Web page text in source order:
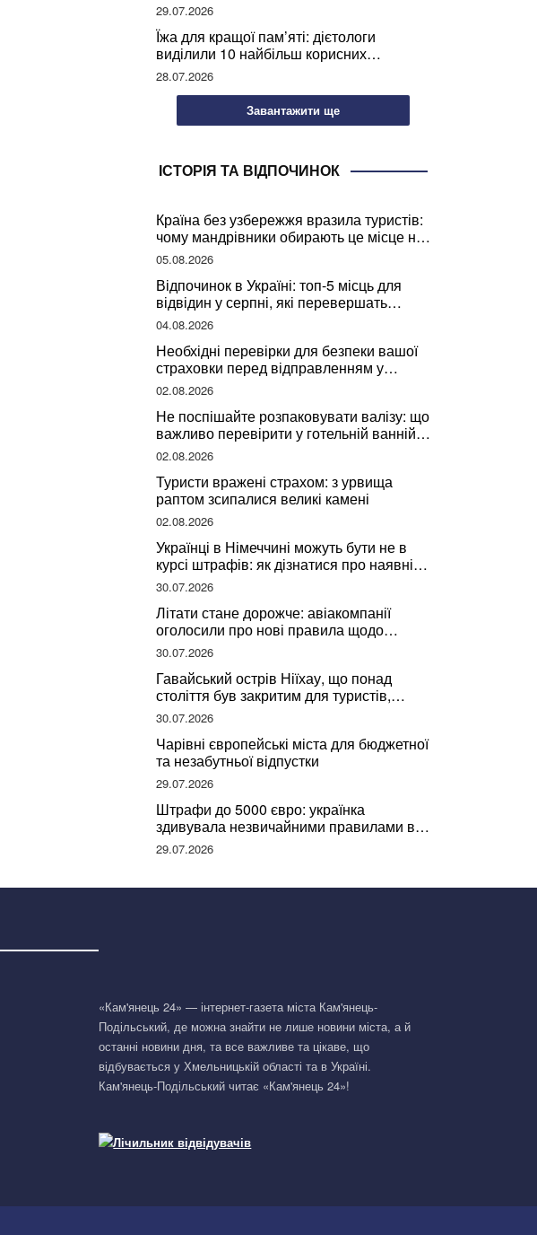
29.07.2026
Їжа для кращої пам’яті: дієтологи
виділили 10 найбільш корисних
продуктів
28.07.2026
Завантажити ще
ІСТОРІЯ ТА ВІДПОЧИНОК
Країна без узбережжя вразила туристів:
чому мандрівники обирають це місце на
відпочинок
05.08.2026
Відпочинок в Україні: топ-5 місць для
відвідин у серпні, які перевершать
закордонні враження
04.08.2026
Необхідні перевірки для безпеки вашої
страховки перед відправленням у
подорож
02.08.2026
Не поспішайте розпаковувати валізу: що
важливо перевірити у готельній ванній
за словами досвідченої мандрівниці
02.08.2026
Туристи вражені страхом: з урвища
раптом зсипалися великі камені
02.08.2026
Українці в Німеччині можуть бути не в
курсі штрафів: як дізнатися про наявні
борги
30.07.2026
Літати стане дорожче: авіакомпанії
оголосили про нові правила щодо
вибору місць
30.07.2026
Гавайський острів Ніїхау, що понад
століття був закритим для туристів,
починає приймати перших відвідувачів
30.07.2026
Чарівні європейські міста для бюджетної
та незабутньої відпустки
29.07.2026
Штрафи до 5000 євро: українка
здивувала незвичайними правилами в
Німеччині та поділилася правдою
29.07.2026
«Кам'янець 24» — інтернет-газета міста Кам'янець-
Подільський, де можна знайти не лише новини міста, а й
останні новини дня, та все важливе та цікаве, що
відбувається у Хмельницькій області та в Україні.
Кам'янець-Подільський читає «Кам'янець 24»!